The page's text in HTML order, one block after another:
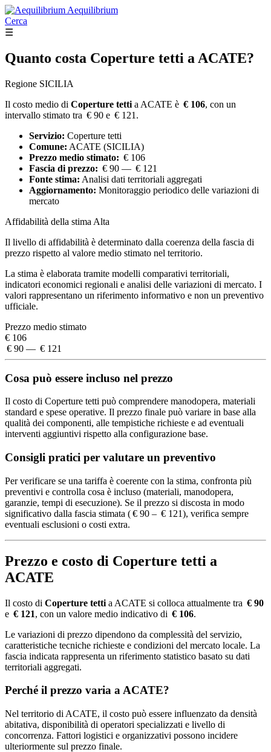
Aequilibrium
Cerca
☰
Quanto costa Coperture tetti a ACATE?
Regione SICILIA
Il costo medio di Coperture tetti a ACATE è € 106, con un
intervallo stimato tra € 90 e € 121.
Servizio: Coperture tetti
Comune: ACATE (SICILIA)
Prezzo medio stimato: € 106
Fascia di prezzo: € 90 — € 121
Fonte stima: Analisi dati territoriali aggregati
Aggiornamento: Monitoraggio periodico delle variazioni di
mercato
Affidabilità della stima Alta
Il livello di affidabilità è determinato dalla coerenza della fascia di
prezzo rispetto al valore medio stimato nel territorio.
La stima è elaborata tramite modelli comparativi territoriali,
indicatori economici regionali e analisi delle variazioni di mercato. I
valori rappresentano un riferimento informativo e non un preventivo
ufficiale.
Prezzo medio stimato
€ 106
€ 90 — € 121
Cosa può essere incluso nel prezzo
Il costo di Coperture tetti può comprendere manodopera, materiali
standard e spese operative. Il prezzo finale può variare in base alla
qualità dei componenti, alle tempistiche richieste e ad eventuali
interventi aggiuntivi rispetto alla configurazione base.
Consigli pratici per valutare un preventivo
Per verificare se una tariffa è coerente con la stima, confronta più
preventivi e controlla cosa è incluso (materiali, manodopera,
garanzie, tempi di esecuzione). Se il prezzo si discosta in modo
significativo dalla fascia stimata ( € 90 – € 121), verifica sempre
eventuali esclusioni o costi extra.
Prezzo e costo di Coperture tetti a
ACATE
Il costo di Coperture tetti a ACATE si colloca attualmente tra € 90
e € 121, con un valore medio indicativo di € 106.
Le variazioni di prezzo dipendono da complessità del servizio,
caratteristiche tecniche richieste e condizioni del mercato locale. La
fascia indicata rappresenta un riferimento statistico basato su dati
territoriali aggregati.
Perché il prezzo varia a ACATE?
Nel territorio di ACATE, il costo può essere influenzato da densità
abitativa, disponibilità di operatori specializzati e livello di
concorrenza. Fattori logistici e organizzativi possono incidere
ulteriormente sul prezzo finale.